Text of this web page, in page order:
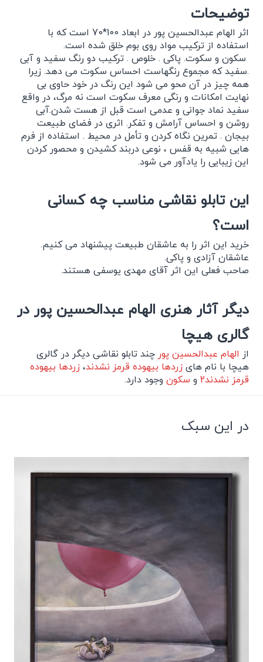
توضیحات
اثر الهام عبدالحسین پور در ابعاد 100*70 است که با
استفاده از ترکیب مواد روی بوم خلق شده است.
سکون و سکوت. پاکی . خلوص . ترکیب دو رنگ سفید و آبی
.سفید که مجموع رنگهاست احساس سکوت می دهد. زیرا
همه چیز در آن محو می شود این رنگ در خود حاوی بی
نهایت امکانات و رنگی معرف سکوت است نه مرگ، در واقع
سفید نماد جوانی و عدمی است قبل از هست شدن.آبی
روشن و احساس آرامش و تفکر. اثری در فضای طبیعت
بیجان . تمرین نگاه کردن و تأمل در محیط . استفاده از فرم
هایی شبیه به قفس ، نوعی دربند کشیدن و محصور کردن
این زیبایی را یادآور می شود.
این تابلو نقاشی مناسب چه کسانی
است؟
خرید این اثر را به عاشقان طبیعت پیشنهاد می کنیم.
عاشقان آزادی و پاکی.
صاحب فعلی این اثر آقای مهدی یوسفی هستند.
دیگر آثار هنری الهام عبدالحسین پور در
گالری هیچا
از الهام عبدالحسین پور چند تابلو نقاشی دیگر در گالری
هیچا با نام هایزردها بیهوده قرمز نشدند،زردها بیهوده
قرمز نشدند2 و سکون وجود دارد.
در این سبک